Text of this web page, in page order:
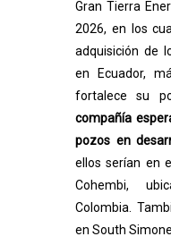
Gran Tierra
2026, en los
adquisición de
en Ecuador,
fortalece su
compañía
pozos en
ellos serían en
Cohembi,
Colombia.
en South